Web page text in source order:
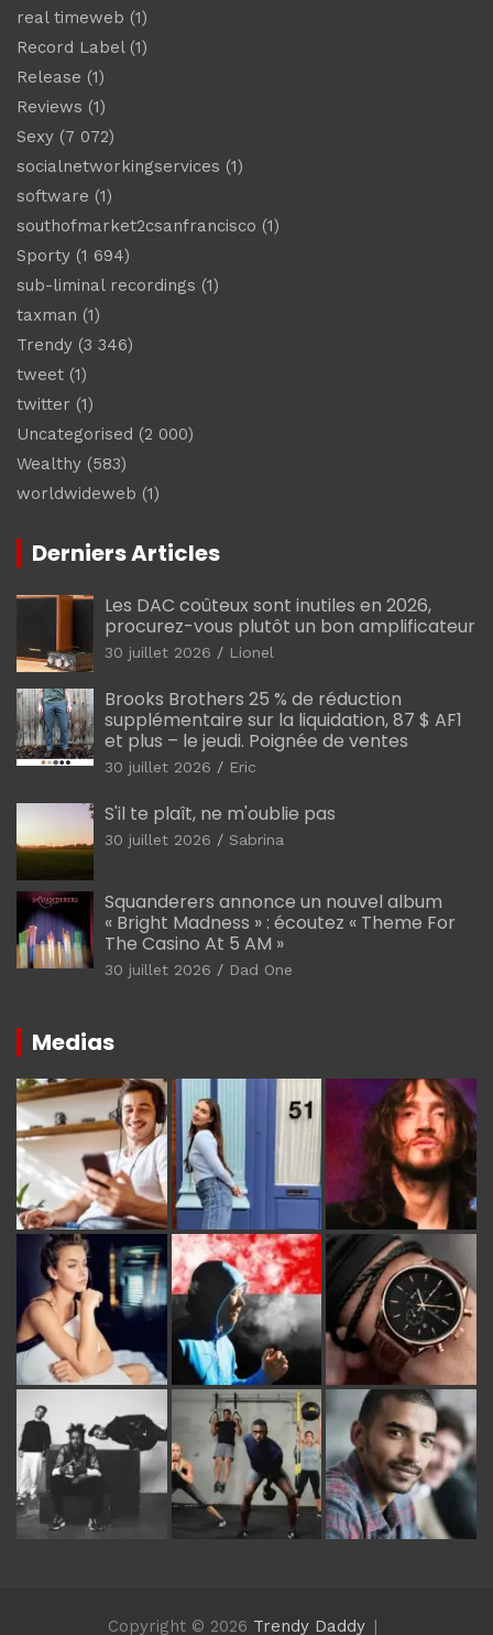
real timeweb (1)
Record Label(1)
Release (1)
Reviews (1)
Sexy (7 072)
socialnetworkingservices (1)
software (1)
southofmarket2csanfrancisco (1)
Sporty (1 694)
sub-liminal recordings (1)
taxman (1)
Trendy (3 346)
tweet (1)
twitter (1)
Uncategorised (2 000)
Wealthy (583)
worldwideweb (1)
Derniers Articles
Les DAC coûteux sont inutiles en 2026,
procurez-vous plutôt un bon amplificateur
30 juillet 2026 Lionel
Brooks Brothers 25 % de réduction
supplémentaire sur la liquidation, 87 $ AF1
et plus – le jeudi. Poignée de ventes
30 juillet 2026 Eric
S'il te plaît, ne m'oublie pas
30 juillet 2026 Sabrina
Squanderers annonce un nouvel album
« Bright Madness » : écoutez « Theme For
The Casino At 5 AM »
30 juillet 2026 Dad One
Medias
Copyright © 2026 Trendy Daddy